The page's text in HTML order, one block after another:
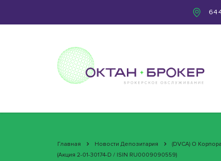
Главная Новости Депозитария
(DVCA) О
(акция 2-01-30174-D / ISIN RU0009090559)